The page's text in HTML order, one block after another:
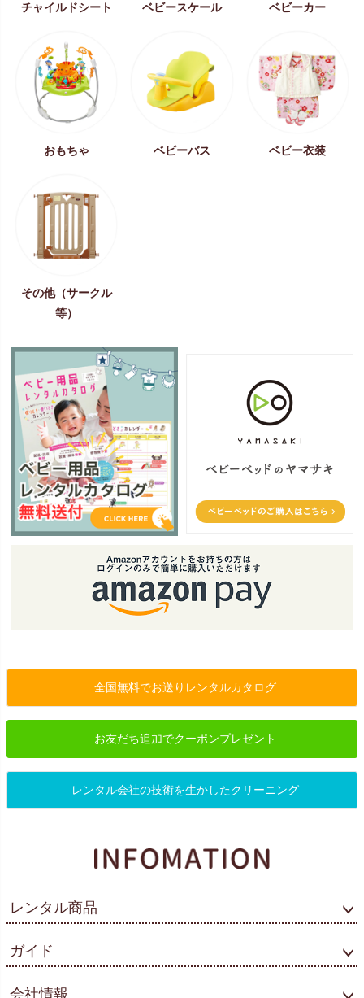
チャイルドシート ベビースケール ベビーカー
おもちゃ ベビーバス ベビー衣装
その他（サークル
等）
全国無料でお送りレンタルカタログ
お友だち追加でクーポンプレゼント
レンタル会社の技術を生かしたクリーニング
レンタル商品
ガイド
会社情報